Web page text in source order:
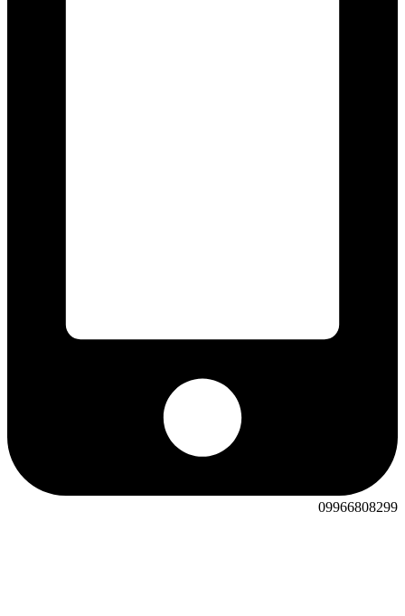
09966808299